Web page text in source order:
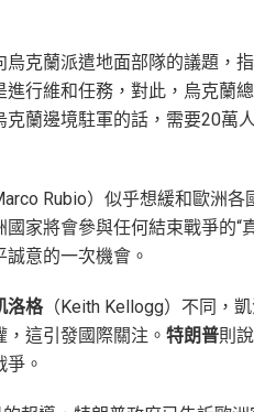
烏克蘭派遣地面部隊的議題，
進行維和任務，對此，烏克蘭
蘭邊境駐軍的話，需要20萬
Rubio）似乎想緩和歐洲
家將會參與任何結束戰爭的“
意的一次機會。
洛格（Keith Kellogg）不同，
這引發國際關注。 特朗普則
。